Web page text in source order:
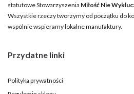
statutowe Stowarzyszenia Miłość Nie
Wszystkie rzeczy tworzymy od początku do
wspólnie wspieramy lokalne manufaktury.
Przydatne linki
Polityka prywatności